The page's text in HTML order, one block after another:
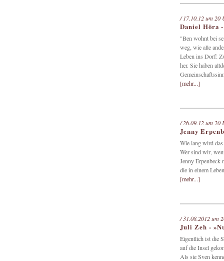
/ 17.10.12 um 20
Daniel Höra
"Ben wohnt bei
weg, wie alle
Leben ins Dorf:
her. Sie haben
[mehr...]
/ 26.09.12 um 20
Jenny
Wie lang wird das
Wer sind wir,
Jenny Erpenbeck
die in einem
[mehr...]
/ 31.08.2012 um
Juli Zeh -
Eigentlich ist die
auf die Insel
Als sie Sven